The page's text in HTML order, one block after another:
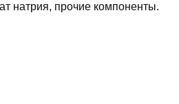
натрия, прочие компоненты.